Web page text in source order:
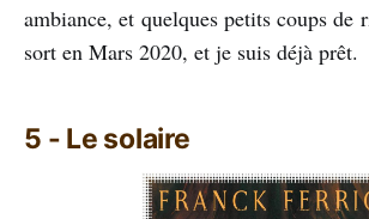
ambiance, et quelques petits coups de
sort en Mars 2020, et je suis déjà prêt.
5 - Le solaire